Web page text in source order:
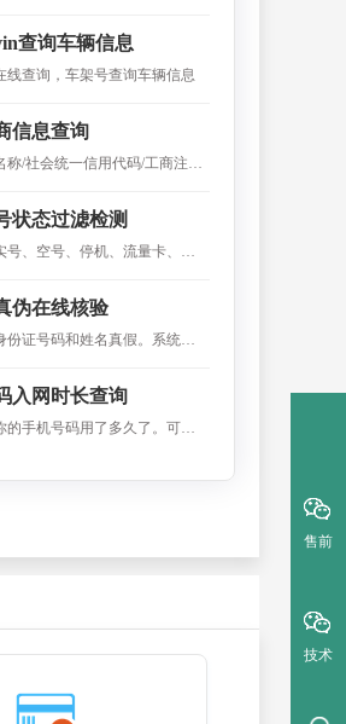
查询车辆信息
线查询，车架号查询车辆信息
信息查询
称/社会统一信用代码/工商注册
企业工商基本信息。
状态过滤检测
号、空号、停机、流量卡、沉
，短信行业、大数据整理、保
等。
伪在线核验
份证号码和姓名真假。系统连
入网时长查询
的手机号码用了多久了。可在
售前
技术